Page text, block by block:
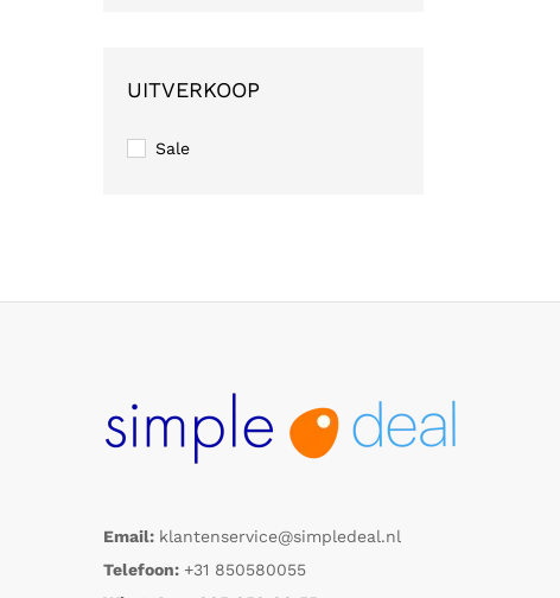
UITVERKOOP
Sale
Email: klantenservice@simpledeal.nl
Telefoon: +31 850580055